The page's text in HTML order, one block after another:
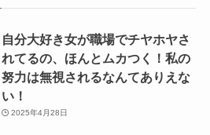
自分大好き女が職場でチヤホヤさ
れてるの、ほんとムカつく！私の
努力は無視されるなんてありえな
い！
2025年4月28日